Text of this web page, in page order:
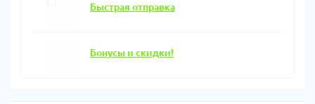
Быстрая отправка
Бонусы и скидки!